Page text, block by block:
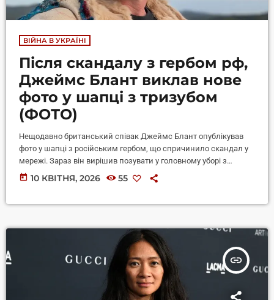
ВІЙНА В УКРАЇНІ
Після скандалу з гербом рф,
Джеймс Блант виклав нове
фото у шапці з тризубом
(ФОТО)
Нещодавно британський співак Джеймс Блант опублікував
фото у шапці з російським гербом, що спричинило скандал у
мережі. Зараз він вирішив позувати у головному уборі з
українським тризубом. Відповідне фото він опублікував у
соціальній мережі Threads, повідомляє Еспресо. "Отримав
залишається в профілі. Нагадаємо, Джеймс […]
today 10 КВІТНЯ, 2026 55
insert_link